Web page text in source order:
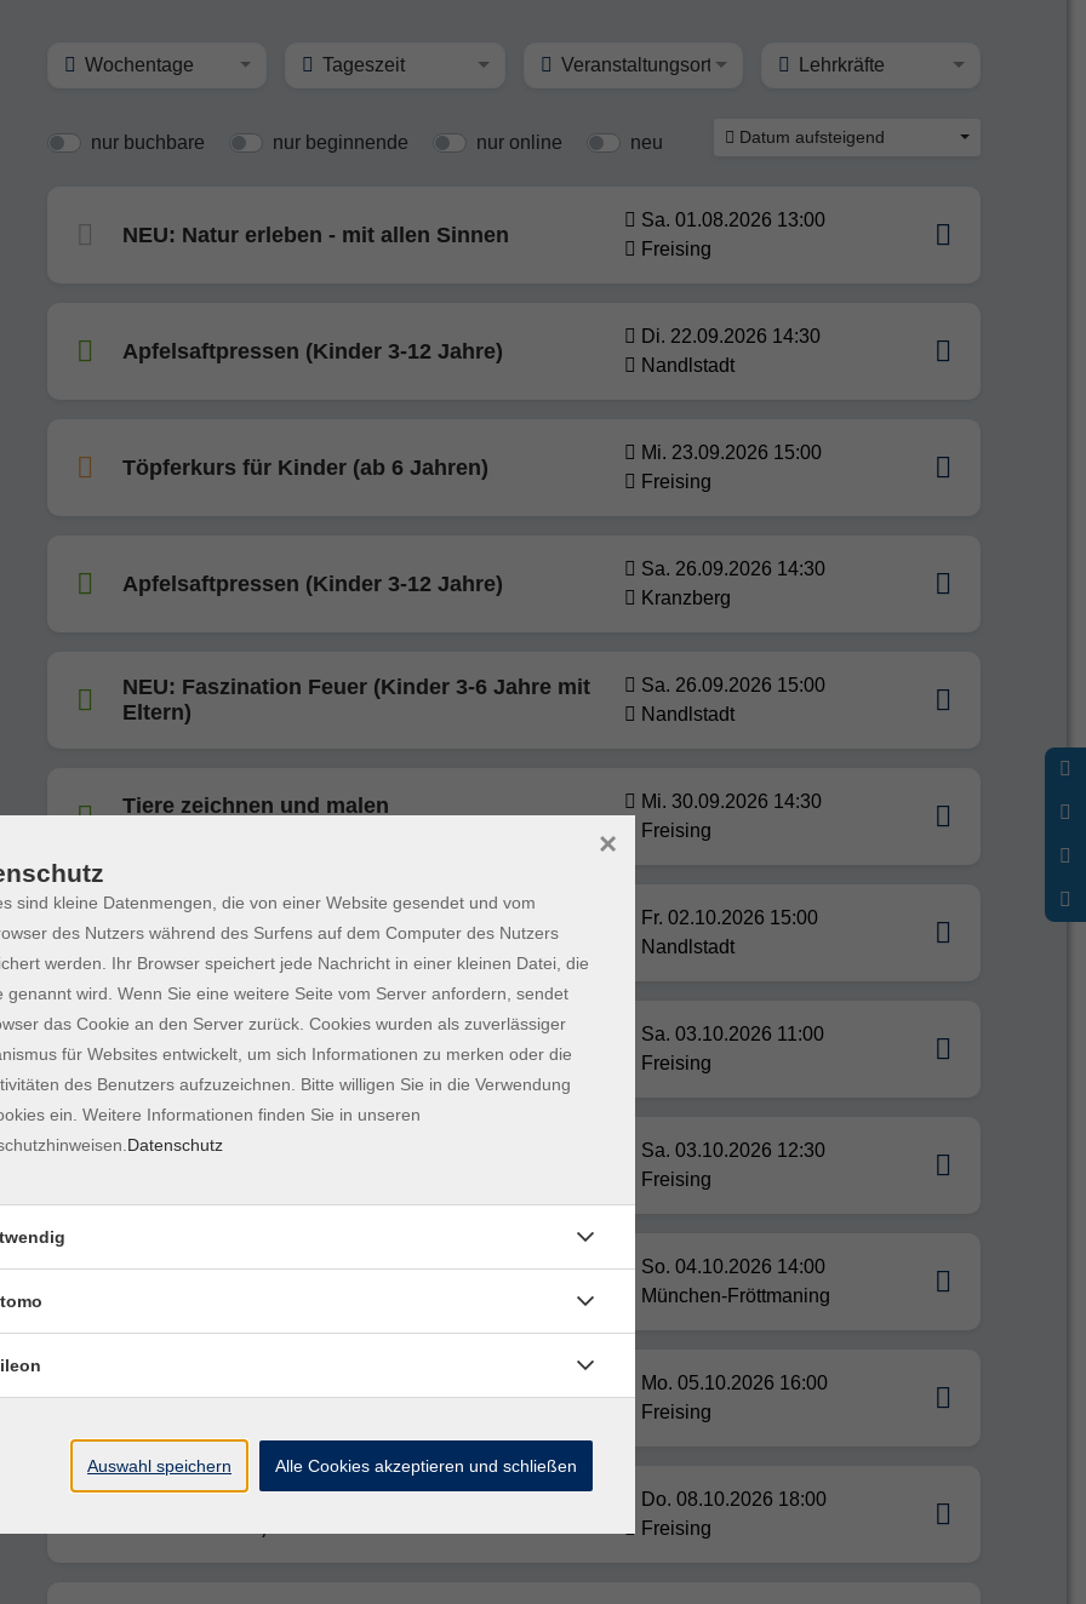
Wochentage Tageszeit Veranstaltungsort Lehrkräfte
nur buchbare nur beginnende nur online neu Datum aufsteigend
NEU: Natur erleben - mit allen Sinnen
Sa. 01.08.2026 13:00
Freising
Apfelsaftpressen (Kinder 3-12 Jahre)
Di. 22.09.2026 14:30
Nandlstadt
Töpferkurs für Kinder (ab 6 Jahren)
Mi. 23.09.2026 15:00
Freising
Apfelsaftpressen (Kinder 3-12 Jahre)
Sa. 26.09.2026 14:30
Kranzberg
NEU: Faszination Feuer (Kinder 3-6 Jahre mit
Eltern)
Sa. 26.09.2026 15:00
Nandlstadt
Tiere zeichnen und malen
Mi. 30.09.2026 14:30
Freising
NEU: Faszination Feuer (Kinder 6-12 Jahre
ohne Eltern)
Fr. 02.10.2026 15:00
Nandlstadt
Russisch für Kinder (4-6 Jahre) mit
Vorkenntnissen
Sa. 03.10.2026 11:00
Freising
Russisch für Kinder (7-10 Jahre) mit
Sa. 03.10.2026 12:30
Freising
NEU: Die Kraft von Wurzeln und Rinden
So. 04.10.2026 14:00
München-Fröttmaning
Bilder gestalten wie große Künstler
Mo. 05.10.2026 16:00
Freising
Do. 08.10.2026 18:00
Freising
sind kleine Datenmengen, die von einer Website gesendet und vom
des Nutzers während des Surfens auf dem Computer des Nutzers
werden. Ihr Browser speichert jede Nachricht in einer kleinen Datei, die
genannt wird. Wenn Sie eine weitere Seite vom Server anfordern, sendet
das Cookie an den Server zurück. Cookies wurden als zuverlässiger
für Websites entwickelt, um sich Informationen zu merken oder die
des Benutzers aufzuzeichnen. Bitte willigen Sie in die Verwendung
ein. Weitere Informationen finden Sie in unseren
Datenschutz
×
Auswahl speichern Alle Cookies akzeptieren und schließen